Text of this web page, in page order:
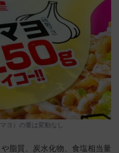
ヨ）の量は変動なし
脂質、炭水化物、食塩相当量